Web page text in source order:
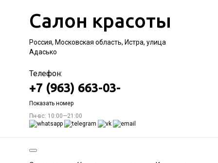
Салон красоты
Россия, Московская область, Истра, улица
Адасько
Телефон:
+7 (963) 663-03-
Показать номер
Пн-вс: 10:00—21:00